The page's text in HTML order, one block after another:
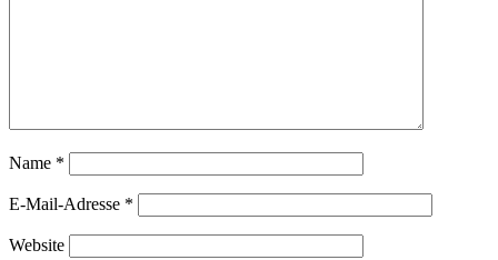
Name *
E-Mail-Adresse *
Website